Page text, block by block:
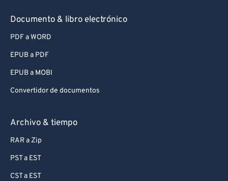
Documento & libro electrónico
PDF a WORD
EPUB a PDF
EPUB a MOBI
Convertidor de documentos
Archivo & tiempo
RAR a Zip
PST a EST
CST a EST